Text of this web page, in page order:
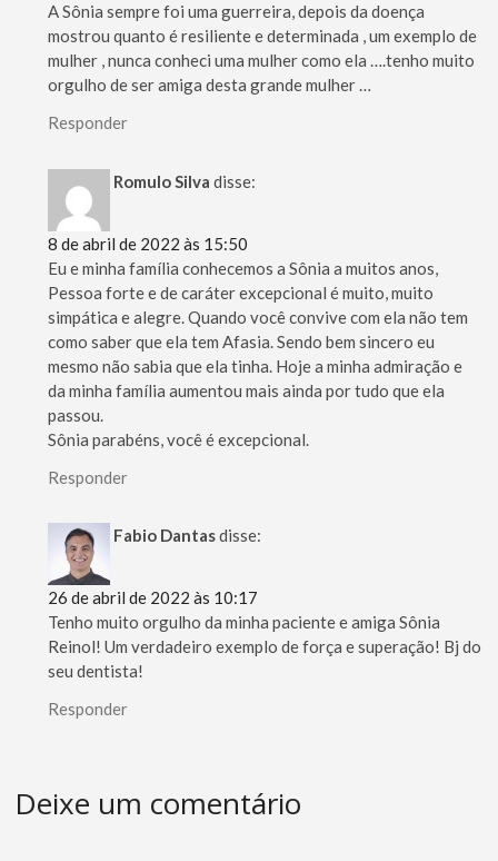
A Sônia sempre foi uma guerreira, depois da doença
mostrou quanto é resiliente e determinada , um exemplo de
mulher , nunca conheci uma mulher como ela ….tenho muito
orgulho de ser amiga desta grande mulher …
Responder
Romulo Silva disse:
8 de abril de 2022 às 15:50
Eu e minha família conhecemos a Sônia a muitos anos,
Pessoa forte e de caráter excepcional é muito, muito
simpática e alegre. Quando você convive com ela não tem
como saber que ela tem Afasia. Sendo bem sincero eu
mesmo não sabia que ela tinha. Hoje a minha admiração e
da minha família aumentou mais ainda por tudo que ela
passou.
Sônia parabéns, você é excepcional.
Responder
Fabio Dantasdisse:
26 de abril de 2022 às 10:17
Tenho muito orgulho da minha paciente e amiga Sônia
Reinol! Um verdadeiro exemplo de força e superação! Bj do
seu dentista!
Responder
Deixe um comentário